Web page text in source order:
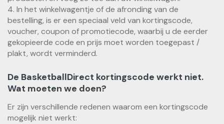
4. In het winkelwagentje of de afronding van de
bestelling, is er een speciaal veld van kortingscode,
voucher, coupon of promotiecode, waarbij u de eerder
gekopieerde code en prijs moet worden toegepast /
plakt, wordt verminderd.
De BasketballDirect kortingscode werkt niet.
Wat moeten we doen?
Er zijn verschillende redenen waarom een ​​kortingscode
mogelijk niet werkt: